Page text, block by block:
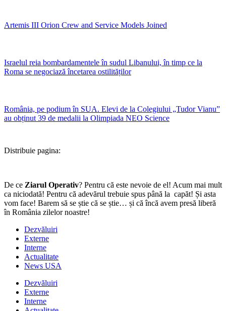
Artemis III Orion Crew and Service Models Joined
Israelul reia bombardamentele în sudul Libanului, în timp ce la
Roma se negociază încetarea ostilităților
România, pe podium în SUA. Elevi de la Colegiului „Tudor Vianu”
au obținut 39 de medalii la Olimpiada NEO Science
Distribuie pagina:
De ce Ziarul Operativ? Pentru că este nevoie de el! Acum mai mult
ca niciodată! Pentru că adevărul trebuie spus până la capăt! Și asta
vom face! Barem să se știe că se știe… și că încă avem presă liberă
în România zilelor noastre!
Dezvăluiri
Externe
Interne
Actualitate
News USA
Dezvăluiri
Externe
Interne